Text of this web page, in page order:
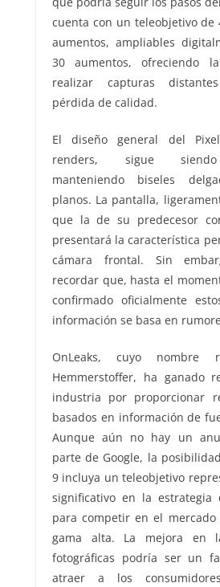
cuenta con un teleobjetivo de
aumentos, ampliables
30 aumentos, ofreciendo
realizar capturas
pérdida de calidad.
El diseño general del
renders, sigue
manteniendo biseles
planos. La pantalla,
que la de su predecesor
presentará la característica
cámara frontal. Sin
recordar que, hasta el
confirmado oficialmente
información se basa en
OnLeaks, cuyo nombre
Hemmerstoffer, ha ganado
industria por proporcionar
basados en información de
Aunque aún no hay un
parte de Google, la
9 incluya un teleobjetivo
significativo en la estrategia
para competir en el
gama alta. La mejora en
fotográficas podría ser un
atraer a los